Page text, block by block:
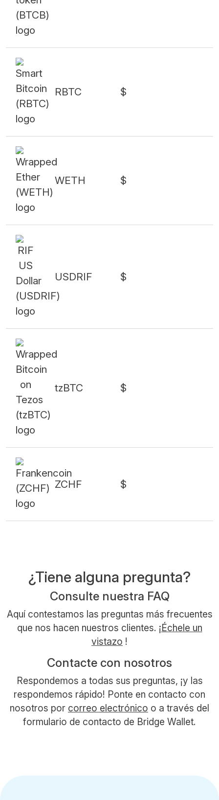
RBTC $
WETH $
USDRIF $
tzBTC $
ZCHF $
¿Tiene alguna pregunta?
Consulte nuestra FAQ
Aquí contestamos las preguntas más frecuentes
que nos hacen nuestros clientes. ¡Échele un
vistazo !
Contacte con nosotros
Respondemos a todas sus preguntas, ¡y las
respondemos rápido! Ponte en contacto con
nosotros por correo electrónico o a través del
formulario de contacto de Bridge Wallet.